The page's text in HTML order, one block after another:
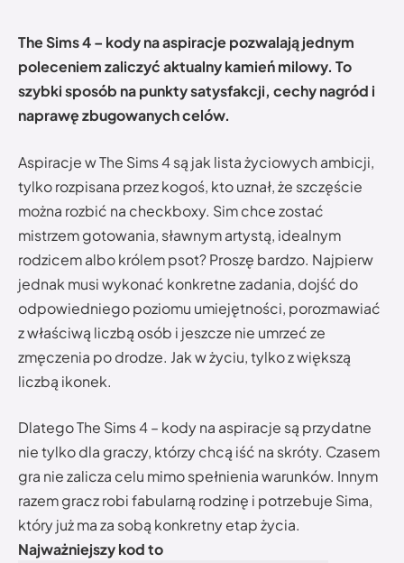
The Sims 4 – kody na aspiracje pozwalają jednym
poleceniem zaliczyć aktualny kamień milowy. To
szybki sposób na punkty satysfakcji, cechy nagród i
naprawę zbugowanych celów.
Aspiracje w The Sims 4 są jak lista życiowych ambicji,
tylko rozpisana przez kogoś, kto uznał, że szczęście
można rozbić na checkboxy. Sim chce zostać
mistrzem gotowania, sławnym artystą, idealnym
rodzicem albo królem psot? Proszę bardzo. Najpierw
jednak musi wykonać konkretne zadania, dojść do
odpowiedniego poziomu umiejętności, porozmawiać
z właściwą liczbą osób i jeszcze nie umrzeć ze
zmęczenia po drodze. Jak w życiu, tylko z większą
liczbą ikonek.
Dlatego The Sims 4 – kody na aspiracje są przydatne
nie tylko dla graczy, którzy chcą iść na skróty. Czasem
gra nie zalicza celu mimo spełnienia warunków. Innym
razem gracz robi fabularną rodzinę i potrzebuje Sima,
który już ma za sobą konkretny etap życia.
Najważniejszy kod to